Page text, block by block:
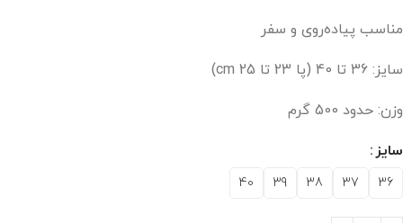
مناسب پیاده‌روی و سفر
سایز: 36 تا 40 (پا 23 تا 25 cm)
وزن: حدود 500 گرم
سایز
36
37
38
39
40